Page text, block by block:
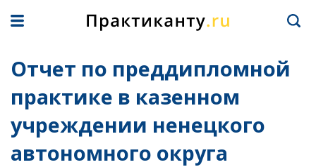
Отчет по преддипломной
практике в казенном
учреждении ненецкого
автономного округа